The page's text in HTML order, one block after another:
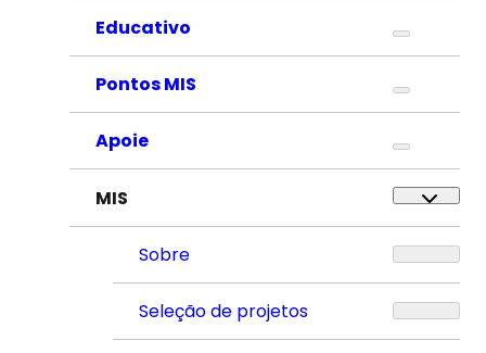
Educativo
Pontos MIS
Apoie
MIS
Sobre
Seleção de projetos